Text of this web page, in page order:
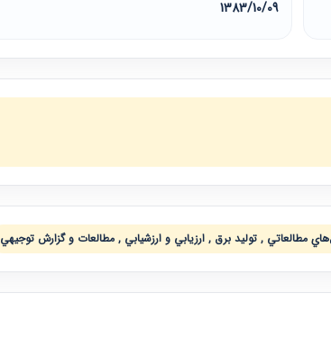
1383/10/09
مطالعاتي , توليد برق , ارزيابي و ارزشيابي , مطالعات و گزارش توجيهي